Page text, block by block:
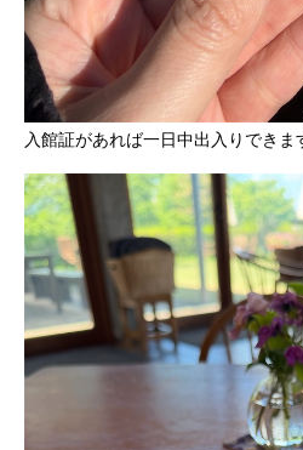
入館証があれば一日中出入りできま